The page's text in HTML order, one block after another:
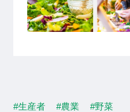
#生産者 #農業 #野菜